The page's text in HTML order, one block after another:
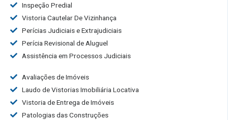
Inspeção Predial
Vistoria Cautelar De Vizinhança
Perícias Judiciais e Extrajudiciais
Perícia Revisional de Aluguel
Assistência em Processos Judiciais
Avaliações de Imóveis
Laudo de Vistorias Imobiliária Locativa
Vistoria de Entrega de Imóveis
Patologias das Construções